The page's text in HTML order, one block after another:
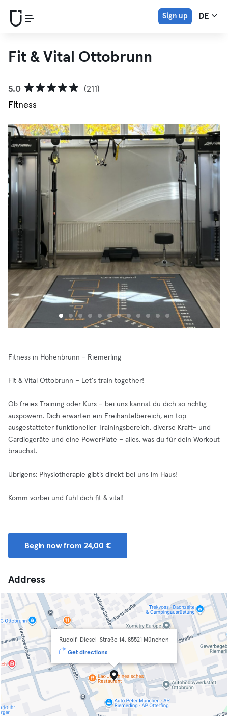
Sign up DE
Fit & Vital Ottobrunn
5.0
(211)
Fitness
Fitness in Hohenbrunn - Riemerling
Fit & Vital Ottobrunn – Let's train together!
Ob freies Training oder Kurs – bei uns kannst du dich so richtig
auspowern. Dich erwarten ein Freihantelbereich, ein top
ausgestatteter funktioneller Trainingsbereich, diverse Kraft- und
Cardiogeräte und eine PowerPlate – alles, was du für dein Workout
brauchst.
Übrigens: Physiotherapie gibt’s direkt bei uns im Haus!
Komm vorbei und fühl dich fit & vital!
Begin now from 24,00 €
Address
Rudolf-Diesel-Straße 14, 85521 München
Get directions